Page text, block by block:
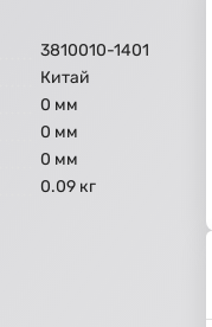
3810010-1401
Китай
0 мм
0 мм
0 мм
0.09 кг